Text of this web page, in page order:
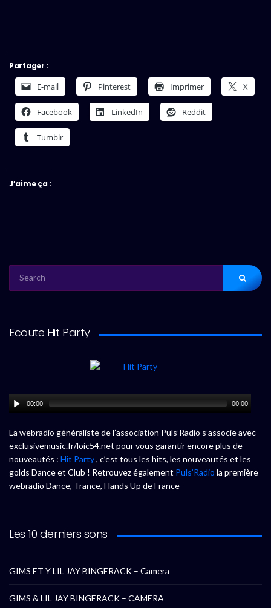
Partager :
E-mail Pinterest Imprimer X
Facebook LinkedIn Reddit
Tumblr
J’aime ça :
FOR:
Ecoute Hit Party
00:00 00:00
La webradio généraliste de l’association Puls’Radio s’associe avec
exclusivemusic.fr/loic54.net pour vous garantir encore plus de
nouveautés : Hit Party, c’est tous les hits, les nouveautés et les
golds Dance et Club ! Retrouvez également Puls’Radio la première
webradio Dance, Trance, Hands Up de France
Les 10 derniers sons
GIMS ET Y LIL JAY BINGERACK – Camera
GIMS & LIL JAY BINGERACK – CAMERA